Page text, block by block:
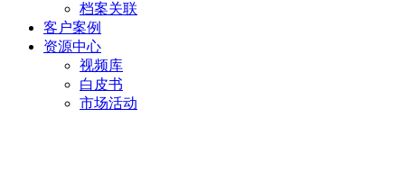
档案关联
客户案例
资源中心
视频库
白皮书
市场活动